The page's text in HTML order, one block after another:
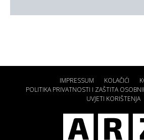
IMPRESSUM KOLAČIĆI
POLITIKA PRIVATNOSTI I ZAŠTITA
UVJETI KORIŠTENJA